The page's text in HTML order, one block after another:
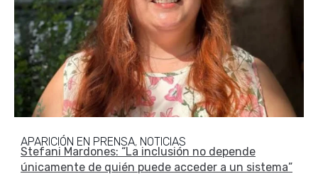
APARICIÓN EN PRENSA, NOTICIAS
Stefani Mardones: “La inclusión no depende
únicamente de quién puede acceder a un sistema”